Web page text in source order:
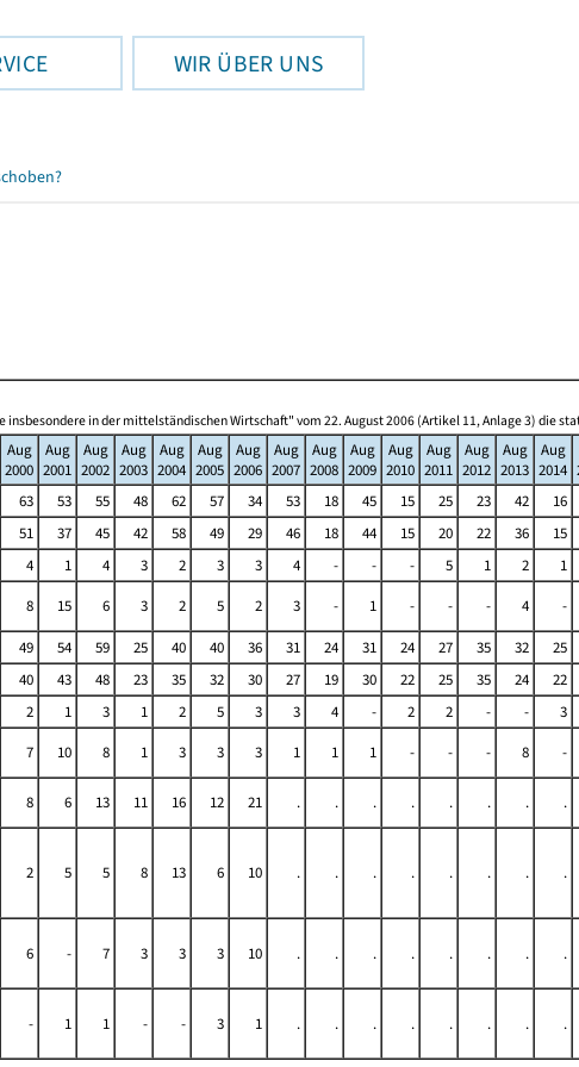
WIR ÜBER UNS
in der mittelständischen Wirtschaft" vom 22. August 2006 (Artikel 11, Anlage 3) die
Aug
2000
Aug
2001
Aug
2002
Aug
2003
Aug
2004
Aug
2005
Aug
2006
Aug
2007
Aug
2008
Aug
2009
Aug
2010
Aug
2011
Aug
2012
Aug
2013
Aug
2014
63 53 55 48 62 57 34 53 18 45 15 25 23 42
16
51 37 45 42 58 49 29 46 18 44 15 20 22 36
15
4 1 4 3 2 3 3 4 - - - 5 1 2
1
8 15 6 3 2 5 2 3 - 1 - - - 4
-
49 54 59 25 40 40 36 31 24 31 24 27 35 32
25
40 43 48 23 35 32 30 27 19 30 22 25 35 24
22
2 1 3 1 2 5 3 3 4 - 2 2 - -
3
7 10 8 1 3 3 3 1 1 1 - - - 8
-
8 6 13 11 16 12 21 . . . . . . .
.
2 5 5 8 13 6 10 . . . . . . . .
6 - 7 3 3 3 10 . . . . . . . .
- 1 1 - - 3 1 . . . . . . . .